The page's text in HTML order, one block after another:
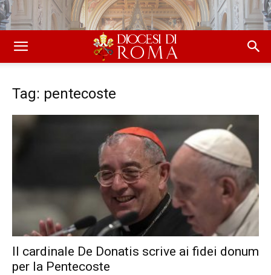
Tag: pentecoste
Il cardinale De Donatis scrive ai fidei donum
per la Pentecoste